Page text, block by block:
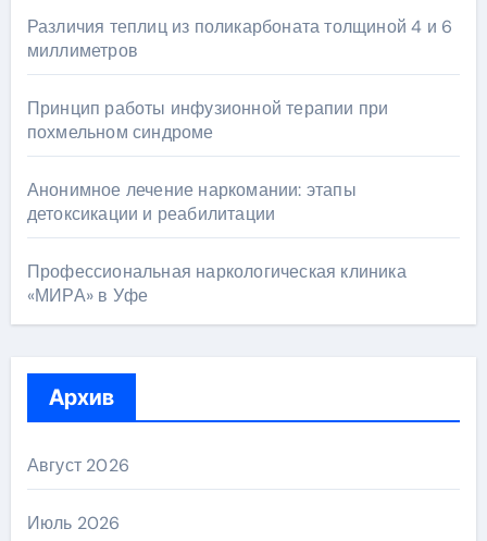
Различия теплиц из поликарбоната толщиной 4 и 6
миллиметров
Принцип работы инфузионной терапии при
похмельном синдроме
Анонимное лечение наркомании: этапы
детоксикации и реабилитации
Профессиональная наркологическая клиника
«МИРА» в Уфе
Архив
Август 2026
Июль 2026